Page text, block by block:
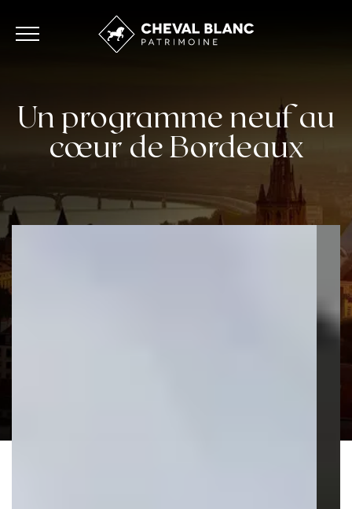
Un programme neuf au
cœur de Bordeaux